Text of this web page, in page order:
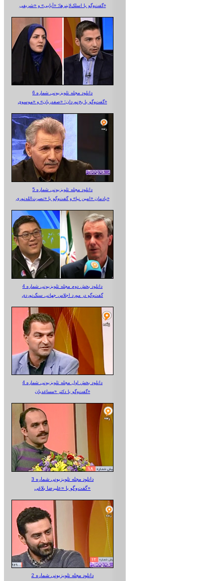
گفت‌وگو با اسلک‌لاینرها؛ «آبایی» و «شریفی»
دانلود مجله تلویزیونی شماره 6
گفت‌وگو با یخ‌نوردان؛ «صفدریان» و «موسوی»
دانلود مجله تلویزیونی شماره 5
یادمان «امین نیا» و گفت‌وگو با «نصرت‌الله‌نوری»
دانلود بخش دوم مجله تلویزیونی شماره 4
گفت‌وگو در مورد اجلاس جهانی سنگ‌نوردی
دانلود بخش اول مجله تلویزیونی شماره 4
گفت‌وگو با دکتر «مساعدیان»
دانلود مجله تلویزیونی شماره 3
گفت‌وگو با «علیرضا بلاغی»
دانلود مجله تلویزیونی شماره 2